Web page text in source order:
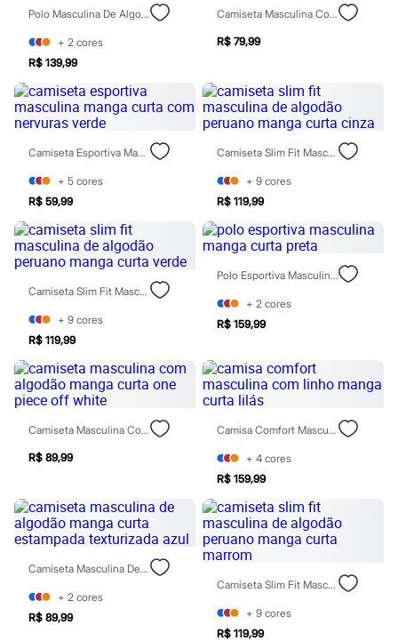
Botas
Pantufas
Rasteirinhas
Tênis
Diversão
Marcas
Fifteen
Miss Fifteen
Palomino
Moda íntima
Calcinhas
Cuecas
Meias
Pijamas
Moda praia
Biquínis e Maiôs
Blusas de proteção
Sungas
Personagens
Bluey
Disney
Hello Kitty
Homem Aranha
Minecraft
Patrulha Canina
Beleza
Kits
Perfumes árabes
Cabelos
Condicionador
Escovas e Pentes
Finalizadores
Polo Masculina De Algodão Peruano Com Zíper Marrom
+ 2 cores
R$ 139,99
Camiseta Masculina Com Linho Manga Curta Texturizada Estampada Bege
R$ 79,99
Camiseta Esportiva Masculina Manga Curta Com Nervuras Verde
+ 5 cores
R$ 59,99
Camiseta Slim Fit Masculina De Algodão Peruano Manga Curta Cinza
+ 9 cores
R$ 119,99
Camiseta Slim Fit Masculina De Algodão Peruano Manga Curta Verde
+ 9 cores
R$ 119,99
Polo Esportiva Masculina Manga Curta Preta
+ 2 cores
R$ 159,99
Camiseta Masculina Com Algodão Manga Curta One Piece Off White
R$ 89,99
Camisa Comfort Masculina Com Linho Manga Curta Lilás
+ 4 cores
R$ 159,99
Camiseta Masculina De Algodão Manga Curta Estampada Texturizada Azul
+ 2 cores
R$ 89,99
Camiseta Slim Fit Masculina De Algodão Peruano Manga Curta Marrom
+ 9 cores
R$ 119,99